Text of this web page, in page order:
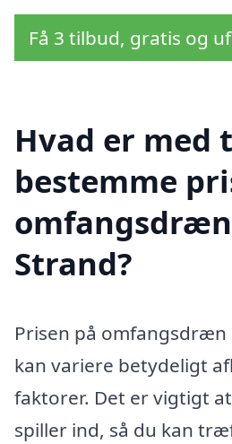
Få 3 tilbud, gratis og
Hvad er med
bestemme
omfangsdræn
Strand?
Prisen på omfangsdræn
kan variere betydeligt
faktorer. Det er vigtigt
spiller ind, så du kan